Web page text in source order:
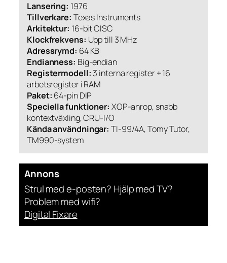
Lansering: 1976
Tillverkare: Texas Instruments
Arkitektur: 16-bit CISC
Klockfrekvens: Upp till 3 MHz
Adressrymd: 64 KB
Endianness: Big-endian
Registermodell: 3 interna register + 16
arbetsregister i RAM
Paket: 64-pin DIP
Speciella funktioner: XOP-anrop, snabb
kontextväxling, CRU-I/O
Kända användningar: TI-99/4A, Tomy Tutor,
TM990-system
Annons
Strul med e-posten? Hjälp med TV?
Problem med wifi?
Digital Fixare